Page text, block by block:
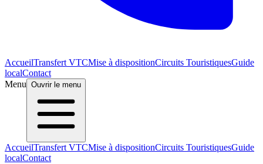
AccueilTransfert VTCMise à dispositionCircuits TouristiquesGuide
localContact
Menu Ouvrir le menu
AccueilTransfert VTCMise à dispositionCircuits TouristiquesGuide
localContact